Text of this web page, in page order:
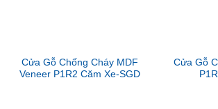
Cửa Gỗ Chống Cháy MDF
Veneer P1R2 Căm Xe-SGD
Cửa Gỗ